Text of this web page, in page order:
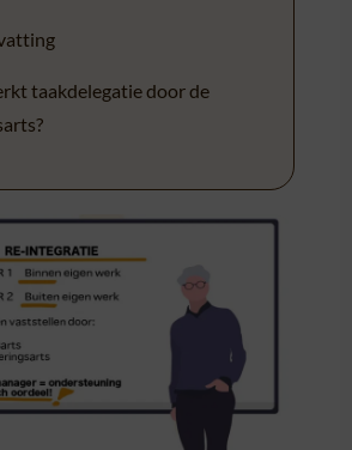
taakdelegatie door de